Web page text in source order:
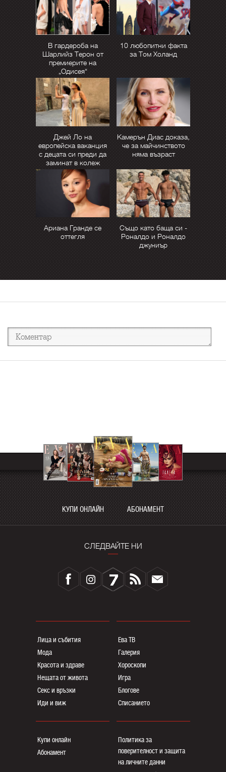
В гардероба на
Шарлийз Терон от
премиерите на
„Одисея“
10 любопитни факта
за Том Холанд
Джей Ло на
европейска ваканция
с децата си преди да
заминат в колеж
Камерън Диас доказа,
че за майчинството
няма възраст
Ариана Гранде се
оттегля
Също като баща си -
Роналдо и Роналдо
джуниър
КУПИ ОНЛАЙН АБОНАМЕНТ
СЛЕДВАЙТЕ НИ
Лица и събития
Мода
Красота и здраве
Нещата от живота
Секс и връзки
Иди и виж
Ева ТВ
Галерия
Хороскопи
Игра
Блогoве
Списанието
Купи онлайн
Абонамент
Политика за
поверителност и защита
на личните данни